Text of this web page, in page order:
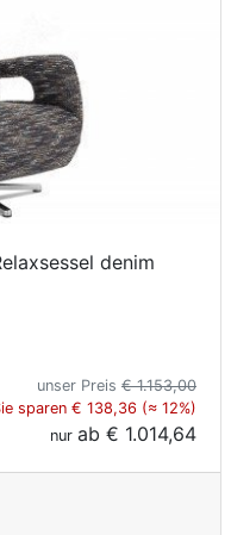
denim
unser Preis € 1.153,00
sparen € 138,36 (≈ 12%)
nur ab € 1.014,64